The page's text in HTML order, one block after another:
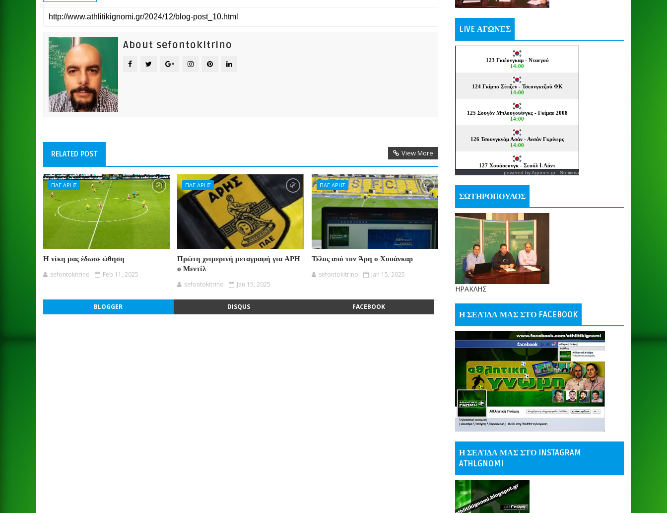
About sefontokitrino
RELATED POST View More
ΠΑΕ ΑΡΗΣ
Η νίκη μας έδωσε ώθηση
sefontokitrino Feb 11, 2025
ΠΑΕ ΑΡΗΣ
Πρώτη χειμερινή μεταγραφή για ΑΡΗ
ο Μεντίλ
sefontokitrino Jan 15, 2025
ΠΑΕ ΑΡΗΣ
Τέλος από τον Άρη ο Χουάνκαρ
sefontokitrino Jan 15, 2025
BLOGGER DISQUS FACEBOOK
LIVE ΑΓΩΝΕΣ
powered byAgones.gr - Stoixima
ΣΩΤΗΡΟΠΟΥΛΟΣ
ΗΡΑΚΛΗΣ
Η ΣΕΛΊΔΑ ΜΑΣ ΣΤΟ FACEBOOK
Η ΣΕΛΊΔΑ ΜΑΣ ΣΤΟ INSTAGRAM
ATHLGNOMI